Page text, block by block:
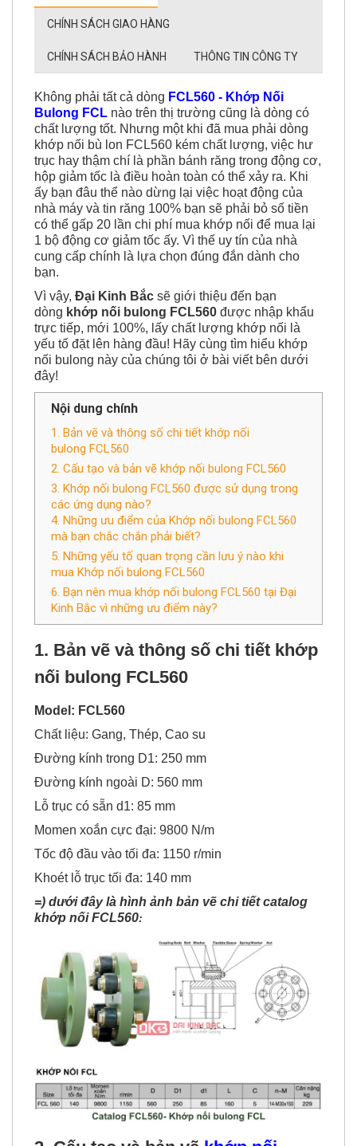
CHÍNH SÁCH GIAO HÀNG
CHÍNH SÁCH BẢO HÀNH THÔNG TIN CÔNG TY
Không phải tất cả dòng FCL560 - Khớp Nối
Bulong FCL nào trên thị trường cũng là dòng có
chất lượng tốt. Nhưng một khi đã mua phải dòng
khớp nối bù lon FCL560 kém chất lượng, việc hư
trục hay thậm chí là phần bánh răng trong động cơ,
hộp giảm tốc là điều hoàn toàn có thể xảy ra. Khi
ấy bạn đâu thể nào dừng lại việc hoạt động của
nhà máy và tin răng 100% bạn sẽ phải bỏ số tiền
có thể gấp 20 lần chi phí mua khớp nối để mua lại
1 bộ động cơ giảm tốc ấy. Vì thế uy tín của nhà
cung cấp chính là lựa chọn đúng đắn dành cho
bạn.
Vì vậy, Đại Kinh Bắc sẽ giới thiệu đến bạn
dòng khớp nối bulong FCL560 được nhập khẩu
trực tiếp, mới 100%, lấy chất lượng khớp nối là
yếu tố đặt lên hàng đầu! Hãy cùng tìm hiểu khớp
nối bulong này của chúng tôi ở bài viết bên dưới
đây!
Nội dung chính
1. Bản vẽ và thông số chi tiết khớp nối
bulong FCL560
2. Cấu tạo và bản vẽ khớp nối bulong FCL560
3. Khớp nối bulong FCL560 được sử dụng trong
các ứng dụng nào?
4. Những ưu điểm của Khớp nối bulong FCL560
mà bạn chắc chắn phải biết?
5. Những yếu tố quan trọng cần lưu ý nào khi
mua Khớp nối bulong FCL560
6. Bạn nên mua khớp nối bulong FCL560 tại Đại
Kinh Bắc vì những ưu điểm này?
1. Bản vẽ và thông số chi tiết khớp
nối bulong FCL560
Model: FCL560
Chất liệu: Gang, Thép, Cao su
Đường kính trong D1: 250 mm
Đường kính ngoài D: 560 mm
Lỗ trục có sẵn d1: 85 mm
Momen xoắn cực đại: 9800 N/m
Tốc độ đầu vào tối đa: 1150 r/min
Khoét lỗ trục tối đa: 140 mm
=) dưới đây là hình ảnh bản vẽ chi tiết catalog
khớp nối FCL560: